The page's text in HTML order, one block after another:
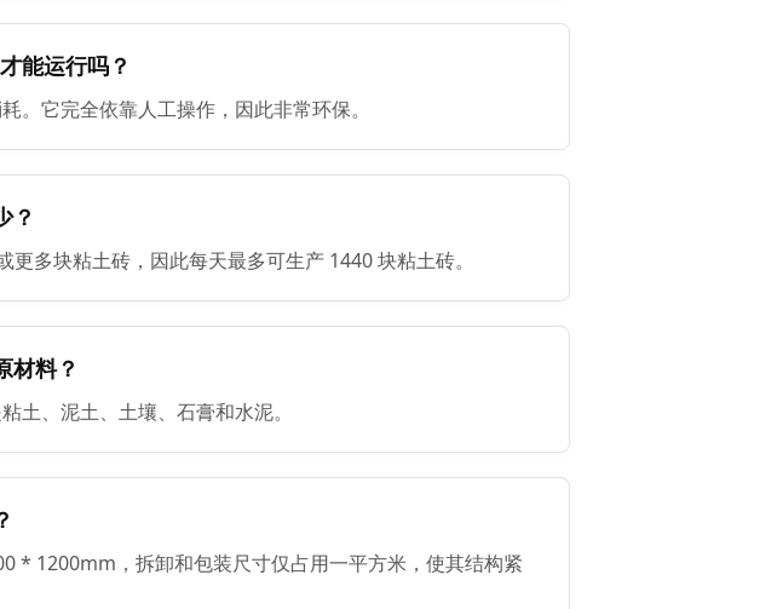
能运行吗？
。它完全依靠人工操作，因此非常环保。
？
更多块粘土砖，因此每天最多可生产 1440 块粘土砖。
材料？
土、泥土、土壤、石膏和水泥。
* 1200mm，拆卸和包装尺寸仅占用一平方米，使其结构紧